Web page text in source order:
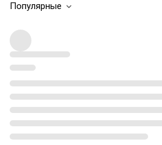
Популярные